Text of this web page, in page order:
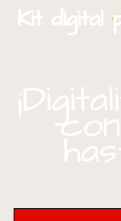
Kit digital